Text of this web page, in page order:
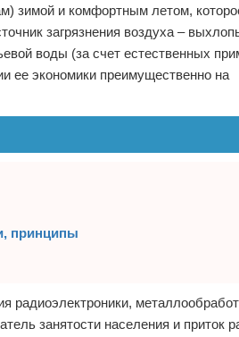
зимой и комфортным летом,
загрязнения воздуха –
воды (за счет естественных
ее экономики преимущественно на
принципы
занятости населения и приток